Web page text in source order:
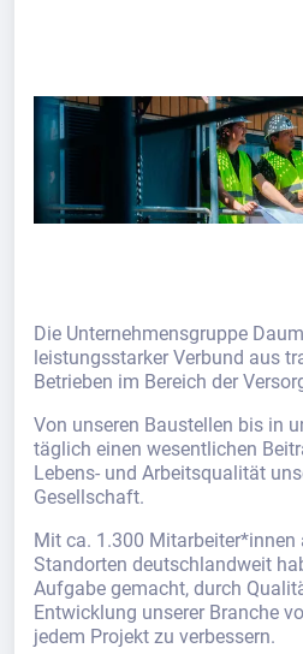
Die Unternehmensgruppe
leistungsstarker Verbund aus
Betrieben im Bereich der
Von unseren Baustellen bis in
täglich einen wesentlichen
Lebens- und Arbeitsqualität
Gesellschaft.
Mit ca. 1.300 Mitarbeiter*innen
Standorten deutschlandweit
Aufgabe gemacht, durch
Entwicklung unserer Branche
jedem Projekt zu verbessern.